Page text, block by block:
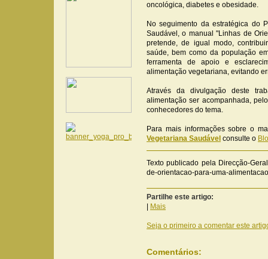
oncológica, diabetes e obesidade.
No seguimento da estratégica do
Saudável, o manual "Linhas de
pretende, de igual modo,
saúde, bem como da população
ferramenta de apoio e
alimentação vegetariana, evitando
Através da divulgação deste
alimentação ser acompanhada,
conhecedores do tema.
Para mais informações sobre o
Vegetariana Saudável consulte o
Texto publicado pela Direcção-
de-orientacao-para-uma-
Partilhe este artigo:
Mais
Seja o primeiro a comentar este
Comentários: